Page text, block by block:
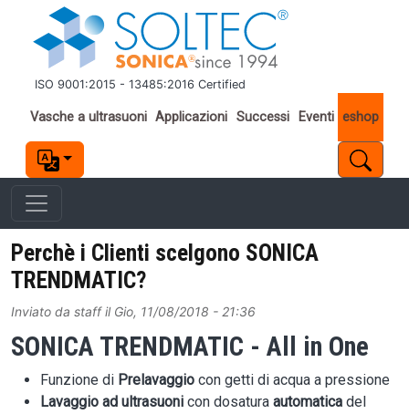
Salta al contenuto principale
ISO 9001:2015 - 13485:2016 Certified
Important links
Vasche a ultrasuoni Applicazioni Successi Eventi eshop
Perchè i Clienti scelgono SONICA
TRENDMATIC?
Inviato da staffil Gio, 11/08/2018 - 21:36
SONICA TRENDMATIC - All in One
Funzione di Prelavaggio con getti di acqua a pressione
Lavaggio ad ultrasuoni con dosatura automatica del